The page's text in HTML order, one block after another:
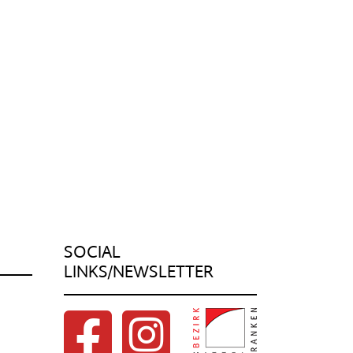
SOCIAL
LINKS/NEWSLETTER